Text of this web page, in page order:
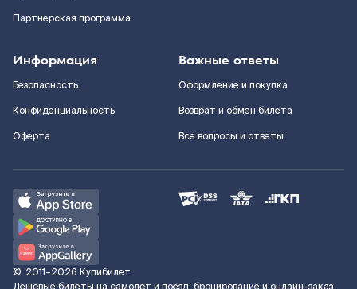
Партнерская программа
Информация
Безопасность
Конфиденциальность
Оферта
Важные ответы
Оформление и покупка
Возврат и обмен билета
Все вопросы и ответы
© 2011–2026 Купибилет